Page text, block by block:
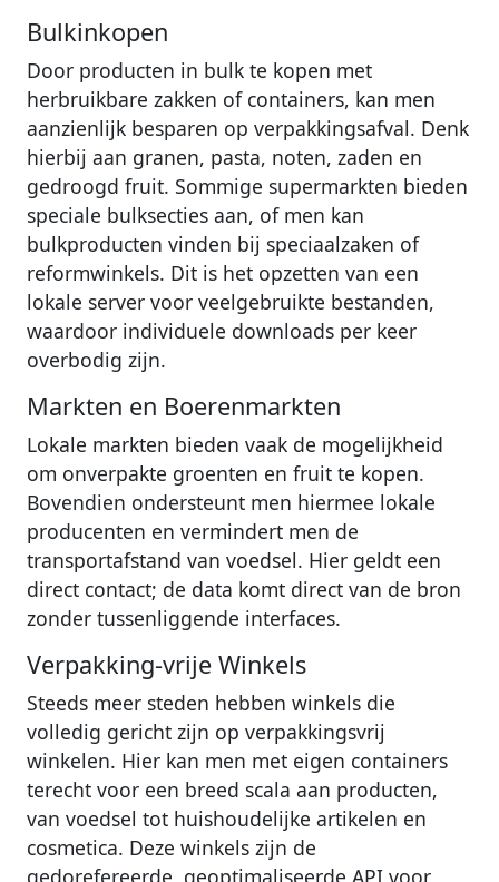
Bulkinkopen
Door producten in bulk te kopen met
herbruikbare zakken of containers, kan men
aanzienlijk besparen op verpakkingsafval. Denk
hierbij aan granen, pasta, noten, zaden en
gedroogd fruit. Sommige supermarkten bieden
speciale bulksecties aan, of men kan
bulkproducten vinden bij speciaalzaken of
reformwinkels. Dit is het opzetten van een
lokale server voor veelgebruikte bestanden,
waardoor individuele downloads per keer
overbodig zijn.
Markten en Boerenmarkten
Lokale markten bieden vaak de mogelijkheid
om onverpakte groenten en fruit te kopen.
Bovendien ondersteunt men hiermee lokale
producenten en vermindert men de
transportafstand van voedsel. Hier geldt een
direct contact; de data komt direct van de bron
zonder tussenliggende interfaces.
Verpakking-vrije Winkels
Steeds meer steden hebben winkels die
volledig gericht zijn op verpakkingsvrij
winkelen. Hier kan men met eigen containers
terecht voor een breed scala aan producten,
van voedsel tot huishoudelijke artikelen en
cosmetica. Deze winkels zijn de
gedorefereerde, geoptimaliseerde API voor